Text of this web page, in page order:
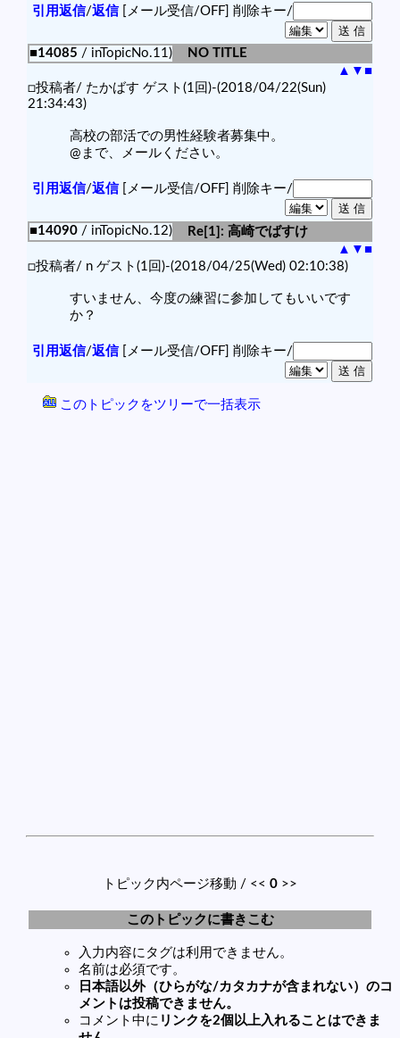
引用返信/返信[メール受信/OFF] 削除キー/
■14085 / inTopicNo.11)
NO TITLE
▲ ▼ ■
□投稿者/ たかばす ゲスト(1回)-(2018/04/22(Sun)
21:34:43)
高校の部活での男性経験者募集中。
@まで、メールください。
引用返信/返信[メール受信/OFF] 削除キー/
■14090 / inTopicNo.12)
Re[1]: 高崎でばすけ
▲ ▼ ■
□投稿者/ n ゲスト(1回)-(2018/04/25(Wed) 02:10:38)
すいません、今度の練習に参加してもいいです
か？
引用返信/返信[メール受信/OFF] 削除キー/
このトピックをツリーで一括表示
トピック内ページ移動 / << 0 >>
このトピックに書きこむ
入力内容にタグは利用できません。
名前は必須です。
日本語以外（ひらがな/カタカナが含まれない）のコ
メントは投稿できません。
コメント中に リンクを2個以上入れることはできま